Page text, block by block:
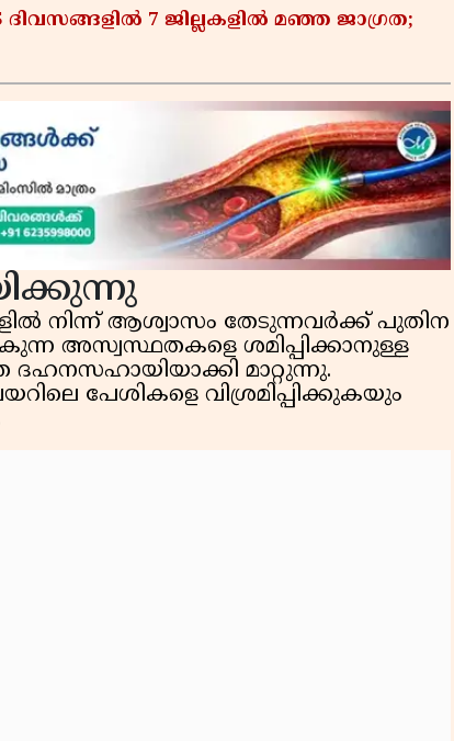
7 ജില്ലകളിൽ മഞ്ഞ ജാഗ്രത;
നിന്ന് ആശ്വാസം തേടുന്നവർക്ക് പുതിന
അസ്വസ്ഥതകളെ ശമിപ്പിക്കാനുള്ള
മാറ്റുന്നു.
പേശികളെ വിശ്രമിപ്പിക്കുകയും